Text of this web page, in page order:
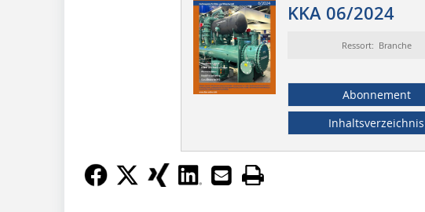
KKA 06/2024
Ressort: Branche
Abonnement
Inhaltsverzeichnis